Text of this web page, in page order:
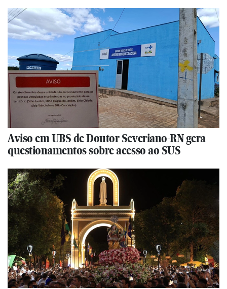
Aviso em UBS de Doutor Severiano-RN gera
questionamentos sobre acesso ao SUS